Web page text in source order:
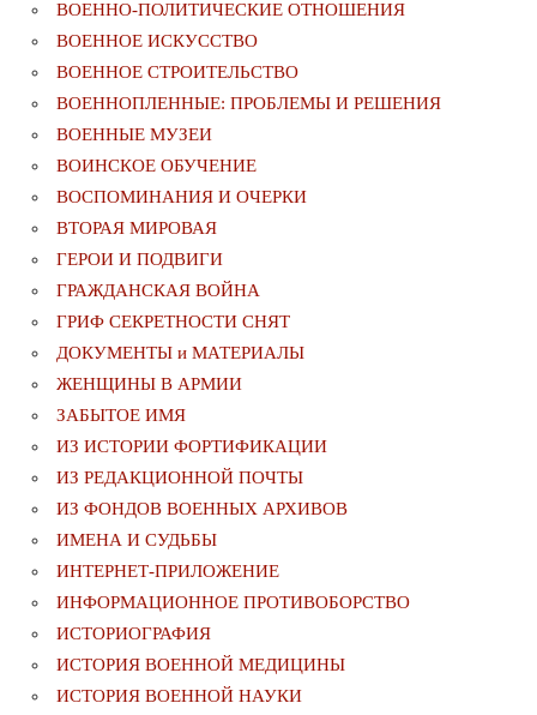
ВОЕННО-ПОЛИТИЧЕСКИE ОТНОШЕНИЯ
ВОЕННОЕ ИСКУССТВО
ВОЕННОЕ СТРОИТЕЛЬСТВО
ВОЕННОПЛЕННЫЕ: ПРОБЛЕМЫ И РЕШЕНИЯ
ВОЕННЫЕ МУЗЕИ
ВОИНСКОЕ ОБУЧЕНИЕ
ВОСПОМИНАНИЯ И ОЧЕРКИ
ВТОРАЯ МИРОВАЯ
ГЕРОИ И ПОДВИГИ
ГРАЖДАНСКАЯ ВОЙНА
ГРИФ СЕКРЕТНОСТИ СНЯТ
ДОКУМЕНТЫ и МАТЕРИАЛЫ
ЖЕНЩИНЫ В АРМИИ
ЗАБЫТОЕ ИМЯ
ИЗ ИСТОРИИ ФОРТИФИКАЦИИ
ИЗ РЕДАКЦИОННОЙ ПОЧТЫ
ИЗ ФОНДОВ ВОЕННЫХ АРХИВОВ
ИМЕНА И СУДЬБЫ
ИНТЕРНЕТ-ПРИЛОЖЕНИЕ
ИНФОРМАЦИОННОЕ ПРОТИВОБОРСТВО
ИСТОРИОГРАФИЯ
ИСТОРИЯ ВОЕННОЙ МЕДИЦИНЫ
ИСТОРИЯ ВОЕННОЙ НАУКИ